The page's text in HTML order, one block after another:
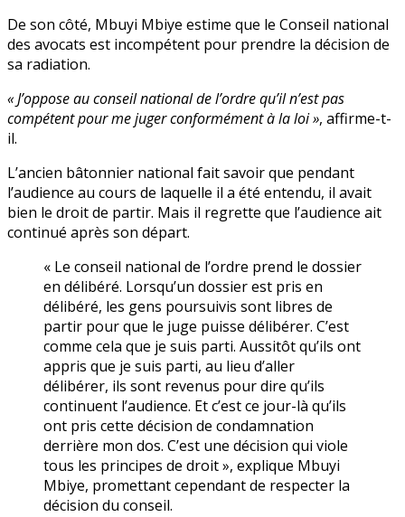
De son côté, Mbuyi Mbiye estime que le Conseil national
des avocats est incompétent pour prendre la décision de
sa radiation.
« J’oppose au conseil national de l’ordre qu’il n’est pas
compétent pour me juger conformément à la loi », affirme-t-
il.
L’ancien bâtonnier national fait savoir que pendant
l’audience au cours de laquelle il a été entendu, il avait
bien le droit de partir. Mais il regrette que l’audience ait
continué après son départ.
« Le conseil national de l’ordre prend le dossier
en délibéré. Lorsqu’un dossier est pris en
délibéré, les gens poursuivis sont libres de
partir pour que le juge puisse délibérer. C’est
comme cela que je suis parti. Aussitôt qu’ils ont
appris que je suis parti, au lieu d’aller
délibérer, ils sont revenus pour dire qu’ils
continuent l’audience. Et c’est ce jour-là qu’ils
ont pris cette décision de condamnation
derrière mon dos. C’est une décision qui viole
tous les principes de droit », explique Mbuyi
Mbiye, promettant cependant de respecter la
décision du conseil.